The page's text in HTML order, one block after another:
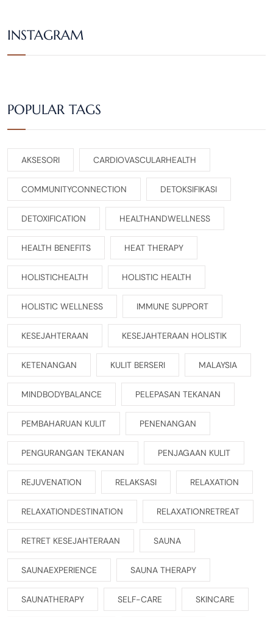
INSTAGRAM
POPULAR TAGS
AKSESORI CARDIOVASCULARHEALTH
COMMUNITYCONNECTION DETOKSIFIKASI
DETOXIFICATION HEALTHANDWELLNESS
HEALTH BENEFITS HEAT THERAPY
HOLISTICHEALTH HOLISTIC HEALTH
HOLISTIC WELLNESS IMMUNE SUPPORT
KESEJAHTERAAN KESEJAHTERAAN HOLISTIK
KETENANGAN KULIT BERSERI MALAYSIA
MINDBODYBALANCE PELEPASAN TEKANAN
PEMBAHARUAN KULIT PENENANGAN
PENGURANGAN TEKANAN PENJAGAAN KULIT
REJUVENATION RELAKSASI RELAXATION
RELAXATIONDESTINATION RELAXATIONRETREAT
RETRET KESEJAHTERAAN SAUNA
SAUNAEXPERIENCE SAUNA THERAPY
SAUNATHERAPY SELF-CARE SKINCARE